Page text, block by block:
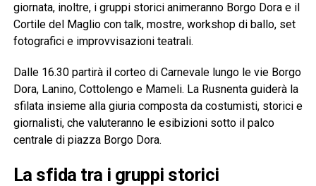
giornata, inoltre, i gruppi storici animeranno Borgo Dora e il
Cortile del Maglio con talk, mostre, workshop di ballo, set
fotografici e improvvisazioni teatrali.
Dalle 16.30 partirà il corteo di Carnevale lungo le vie Borgo
Dora, Lanino, Cottolengo e Mameli. La Rusnenta guiderà la
sfilata insieme alla giuria composta da costumisti, storici e
giornalisti, che valuteranno le esibizioni sotto il palco
centrale di piazza Borgo Dora.
La sfida tra i gruppi storici